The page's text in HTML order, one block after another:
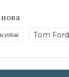
Tom Ford